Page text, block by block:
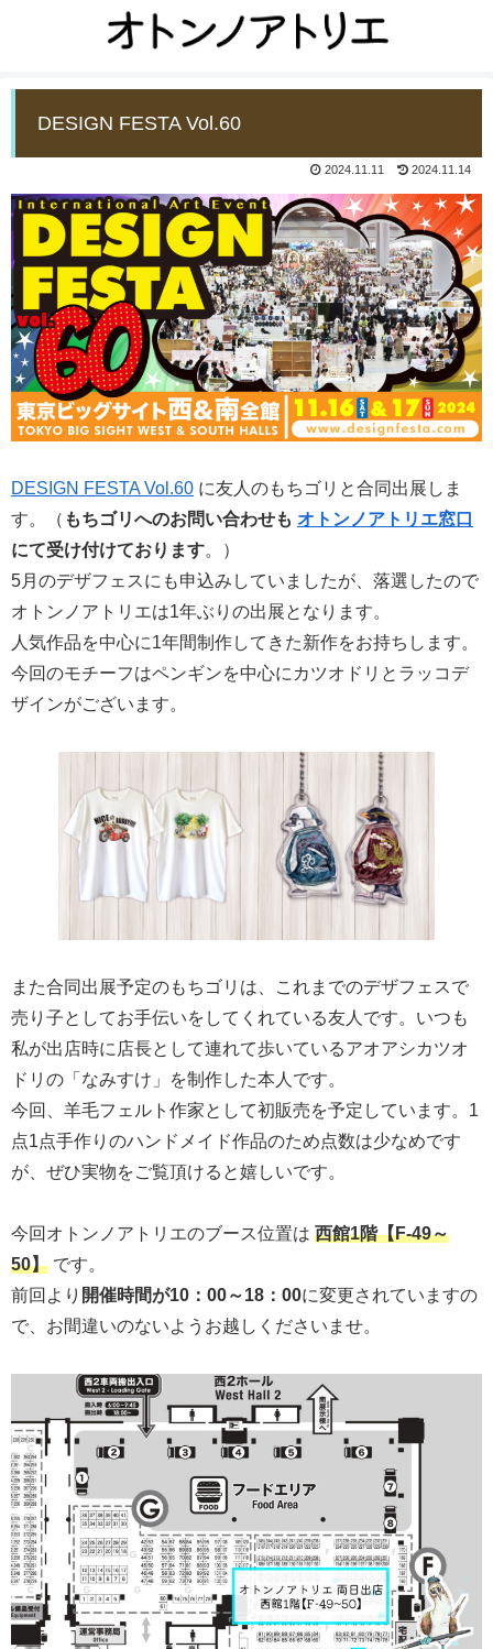
DESIGN FESTA Vol.60
2024.11.11 2024.11.14
DESIGN FESTA Vol.60 に友人のもちゴリと合同出展しま
す。（ もちゴリへのお問い合わせも オトンノアトリエ窓口
にて受け付けております。）
5月のデザフェスにも申込みしていましたが、落選したので
オトンノアトリエは1年ぶりの出展となります。
人気作品を中心に1年間制作してきた新作をお持ちします。
今回のモチーフはペンギンを中心にカツオドリとラッコデ
ザインがございます。
また合同出展予定のもちゴリは、これまでのデザフェスで
売り子としてお手伝いをしてくれている友人です。いつも
私が出店時に店長として連れて歩いているアオアシカツオ
ドリの「なみすけ」を制作した本人です。
今回、羊毛フェルト作家として初販売を予定しています。1
点1点手作りのハンドメイド作品のため点数は少なめです
が、ぜひ実物をご覧頂けると嬉しいです。
今回オトンノアトリエのブース位置は 西館1階【F-49～
50】 です。
前回より 開催時間が10：00～18：00に変更されていますの
で、お間違いのないようお越しくださいませ。